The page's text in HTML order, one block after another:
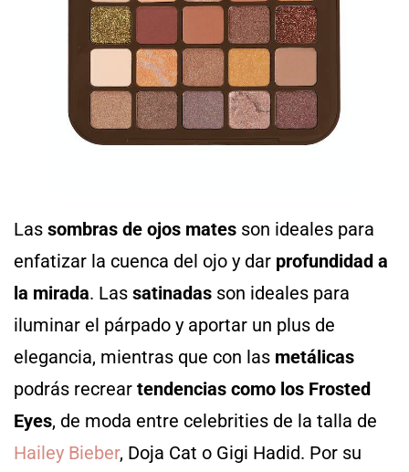
Las sombras de ojos mates son ideales para
enfatizar la cuenca del ojo y dar profundidad a
la mirada. Las satinadas son ideales para
iluminar el párpado y aportar un plus de
elegancia, mientras que con las metálicas
podrás recrear tendencias como los Frosted
Eyes, de moda entre celebrities de la talla de
Hailey Bieber, Doja Cat o Gigi Hadid. Por su